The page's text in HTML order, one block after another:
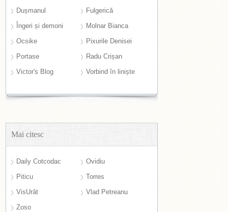
Dușmanul
Fulgerică
Îngeri și demoni
Molnar Bianca
Ocsike
Pixurile Denisei
Portase
Radu Crișan
Victor's Blog
Vorbind în liniște
Mai citesc
Daily Cotcodac
Ovidiu
Piticu
Torres
VisUrât
Vlad Petreanu
Zoso